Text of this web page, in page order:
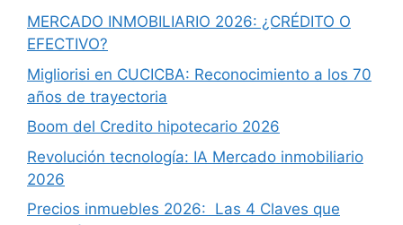
MERCADO INMOBILIARIO 2026: ¿CRÉDITO O
EFECTIVO?
Migliorisi en CUCICBA: Reconocimiento a los 70
años de trayectoria
Boom del Credito hipotecario 2026
Revolución tecnología: IA Mercado inmobiliario
2026
Precios inmuebles 2026: Las 4 Claves que